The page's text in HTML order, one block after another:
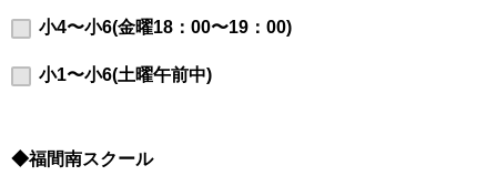
小4〜小6(金曜18：00〜19：00)
小1〜小6(土曜午前中)
◆福間南スクール